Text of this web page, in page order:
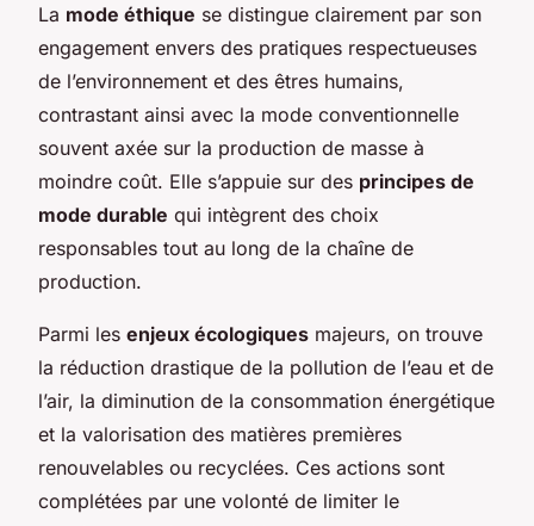
La mode éthique se distingue clairement par son
engagement envers des pratiques respectueuses
de l’environnement et des êtres humains,
contrastant ainsi avec la mode conventionnelle
souvent axée sur la production de masse à
moindre coût. Elle s’appuie sur des principes de
mode durable qui intègrent des choix
responsables tout au long de la chaîne de
production.
Parmi les enjeux écologiques majeurs, on trouve
la réduction drastique de la pollution de l’eau et de
l’air, la diminution de la consommation énergétique
et la valorisation des matières premières
renouvelables ou recyclées. Ces actions sont
complétées par une volonté de limiter le